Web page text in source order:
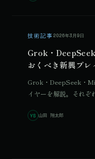
技術記事2026年3月9日
Grok・
おくべき新興プレ
Grok・DeepSeek・
イヤーを解説。それぞ
YS 山田 翔太郎